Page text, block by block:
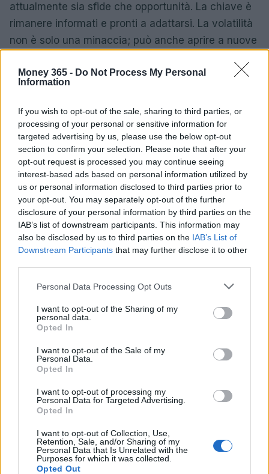
Money 365 - Do Not Process My Personal
Information
If you wish to opt-out of the sale, sharing to third parties, or
processing of your personal or sensitive information for
targeted advertising by us, please use the below opt-out
section to confirm your selection. Please note that after your
opt-out request is processed you may continue seeing
interest-based ads based on personal information utilized by
us or personal information disclosed to third parties prior to
your opt-out. You may separately opt-out of the further
disclosure of your personal information by third parties on the
IAB’s list of downstream participants. This information may
also be disclosed by us to third parties on the IAB’s List of
Downstream Participants that may further disclose it to other
Please note that this website/app uses one or more Google
not limited to your visit or usage behaviour. You may click to
grant or deny consent to Google and its third-party tags to
use your data for below specified purposes in below Google
consent section.
Personal Data Processing Opt Outs
I want to opt-out of the Sharing of my
personal data.
Opted In
I want to opt-out of the Sale of my
Personal Data.
Opted In
I want to opt-out of processing my
Personal Data for Targeted Advertising.
Opted In
I want to opt-out of Collection, Use,
Retention, Sale, and/or Sharing of my
Personal Data that Is Unrelated with the
Purposes for which it was collected.
Opted Out
attualmente sia sfide che opportunità. La chiave è
rimanere informati e pronti a adattarsi. La volatilità
non è solo una minaccia; può anche aprire a nuove
flessibile e una strategia diversificata potrebbe
magari tra qualche anno ricorderemo questo
periodo come un’opportunità persa per chi non ha
saputo cogliere il momento giusto.
Rimanere aggiornati e fare scelte consapevoli è
essenziale per navigare in questo mare in
tempesta. Che si tratti di Btp, Cct o Bot, ogni
strumento ha il suo posto nel portafoglio di un
investitore saggio.
AUTORE